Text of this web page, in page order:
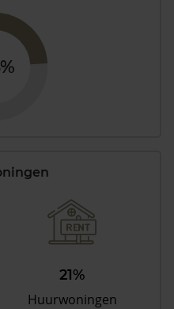
21%
Huurwoningen